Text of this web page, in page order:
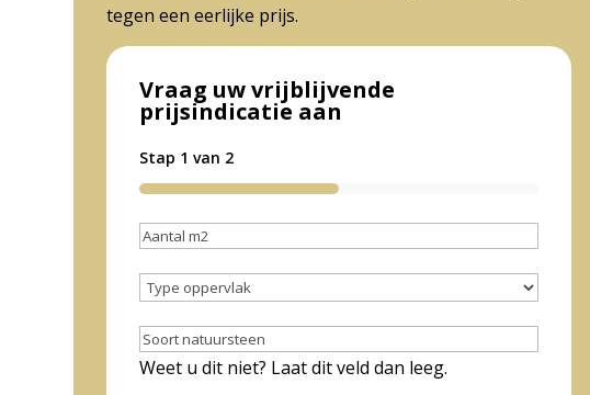
tegen een eerlijke prijs.
Vraag uw vrijblijvende
prijsindicatie aan
Stap 1 van 2
50%
Aantal
(schatting
is
voldoende)
(Vereist)
Type
Soort
natuursteen
Weet u dit niet? Laat dit veld dan leeg.